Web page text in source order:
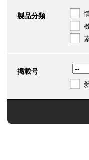
製品分類
掲載号